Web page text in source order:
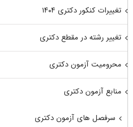
تغییرات کنکور دکتری ۱۴۰۴
تغییر رشته در مقطع دکتری
محرومیت آزمون دکتری
منابع آزمون دکتری
سرفصل های آزمون دکتری